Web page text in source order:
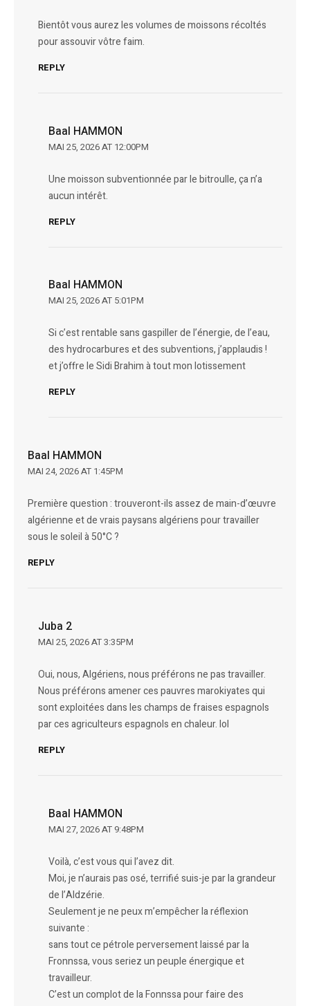
Bientôt vous aurez les volumes de moissons récoltés
pour assouvir vôtre faim.
REPLY
Baal HAMMON
MAI 25, 2026 AT 12:00PM
Une moisson subventionnée par le bitroulle, ça n’a
aucun intérêt.
REPLY
Baal HAMMON
MAI 25, 2026 AT 5:01PM
Si c’est rentable sans gaspiller de l’énergie, de l’eau,
des hydrocarbures et des subventions, j’applaudis !
et j’offre le Sidi Brahim à tout mon lotissement
REPLY
Baal HAMMON
MAI 24, 2026 AT 1:45PM
Première question : trouveront-ils assez de main-d’œuvre
algérienne et de vrais paysans algériens pour travailler
sous le soleil à 50°C ?
REPLY
Juba 2
MAI 25, 2026 AT 3:35PM
Oui, nous, Algériens, nous préférons ne pas travailler.
Nous préférons amener ces pauvres marokiyates qui
sont exploitées dans les champs de fraises espagnols
par ces agriculteurs espagnols en chaleur. lol
REPLY
Baal HAMMON
MAI 27, 2026 AT 9:48PM
Voilà, c’est vous qui l’avez dit.
Moi, je n’aurais pas osé, terrifié suis-je par la grandeur
de l’Aldzérie.
Seulement je ne peux m’empêcher la réflexion
suivante :
sans tout ce pétrole perversement laissé par la
Fronnssa, vous seriez un peuple énergique et
travailleur.
C’est un complot de la Fonnssa pour faire des